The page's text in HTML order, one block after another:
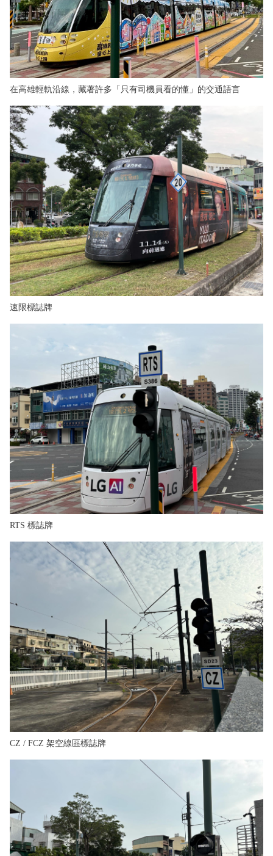
在高雄輕軌沿線，藏著許多「只有司機員看的懂」的交通語言
速限標誌牌
RTS 標誌牌
CZ / FCZ 架空線區標誌牌